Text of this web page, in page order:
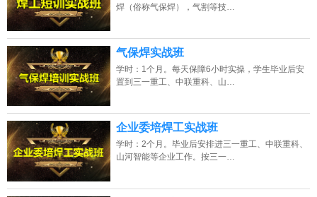
焊（俗称气保焊），气割等技…
气保焊实战班
学时：1个月。每天保障6小时实操，学生毕业后安
置到三一重工、中联重科、山…
企业委培焊工实战班
学时：2个月。毕业后安排进三一重工、中联重科、
山河智能等企业工作。按三一…